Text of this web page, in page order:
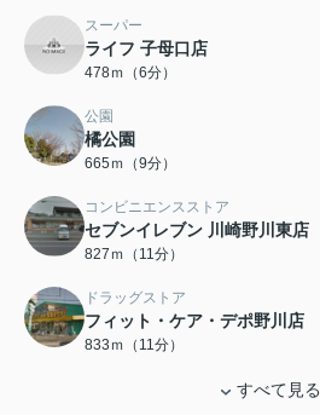
スーパー
ライフ 子母口店
478ｍ（6分）
公園
橘公園
665ｍ（9分）
コンビニエンスストア
セブンイレブン 川崎野川東店
827ｍ（11分）
ドラッグストア
フィット・ケア・デポ野川店
833ｍ（11分）
すべて見る